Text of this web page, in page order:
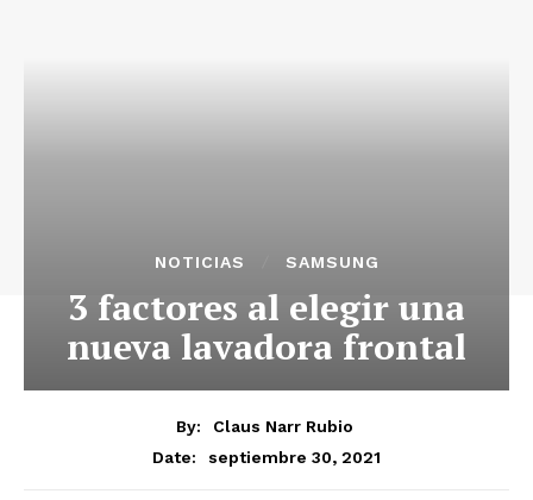
NOTICIAS SAMSUNG
3 factores al elegir una
nueva lavadora frontal
By:
Claus Narr Rubio
Date:
septiembre 30, 2021